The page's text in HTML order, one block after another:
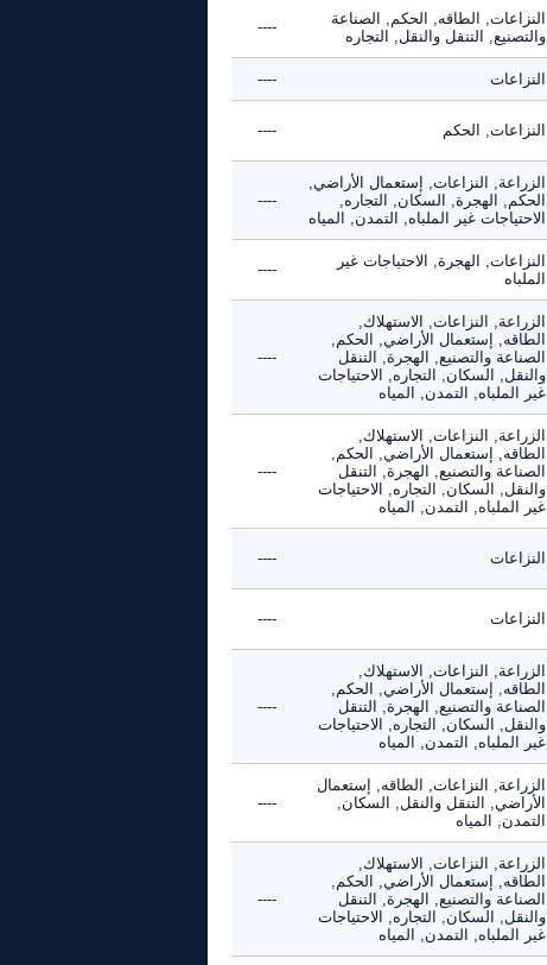
النزاعات, الطاقه, الحكم, الصناعة
والتصنيع, التنقل والنقل, التجاره
----
النزاعات ----
النزاعات, الحكم ----
الزراعة, النزاعات, إستعمال الأراضي,
الحكم, الهجرة, السكان, التجاره,
الاحتياجات غير الملباه, التمدن, المياه
----
النزاعات, الهجرة, الاحتياجات غير
الملباه
----
الزراعة, النزاعات, الاستهلاك,
الطاقه, إستعمال الأراضي, الحكم,
الصناعة والتصنيع, الهجرة, التنقل
والنقل, السكان, التجاره, الاحتياجات
غير الملباه, التمدن, المياه
----
الزراعة, النزاعات, الاستهلاك,
الطاقه, إستعمال الأراضي, الحكم,
الصناعة والتصنيع, الهجرة, التنقل
والنقل, السكان, التجاره, الاحتياجات
غير الملباه, التمدن, المياه
----
النزاعات ----
النزاعات ----
الزراعة, النزاعات, الاستهلاك,
الطاقه, إستعمال الأراضي, الحكم,
الصناعة والتصنيع, الهجرة, التنقل
والنقل, السكان, التجاره, الاحتياجات
غير الملباه, التمدن, المياه
----
الزراعة, النزاعات, الطاقه, إستعمال
الأراضي, التنقل والنقل, السكان,
التمدن, المياه
----
الزراعة, النزاعات, الاستهلاك,
الطاقه, إستعمال الأراضي, الحكم,
الصناعة والتصنيع, الهجرة, التنقل
والنقل, السكان, التجاره, الاحتياجات
غير الملباه, التمدن, المياه
----